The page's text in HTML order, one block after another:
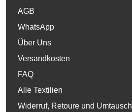
AGB
WhatsApp
Über Uns
Versandkosten
FAQ
Alle Textilien
Widerruf, Retoure und Umtausch